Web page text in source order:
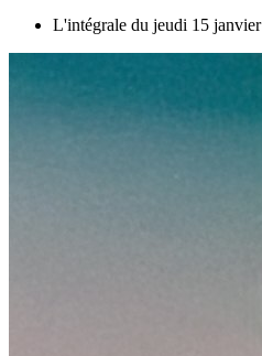
L'intégrale du jeudi 15 janvier